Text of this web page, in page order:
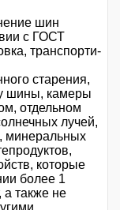
шин
с ГОСТ
транспорти-
старения,
шины, камеры
отдельном
лучей,
минеральных
которые
более 1
а также не